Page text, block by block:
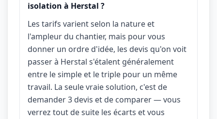
isolation à Herstal ?
Les tarifs varient selon la nature et
l'ampleur du chantier, mais pour vous
donner un ordre d'idée, les devis qu'on voit
passer à Herstal s'étalent généralement
entre le simple et le triple pour un même
travail. La seule vraie solution, c'est de
demander 3 devis et de comparer — vous
verrez tout de suite les écarts et vous